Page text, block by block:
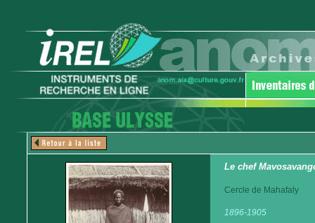
Le chef
Cercle de Mahafaly
1896-1905